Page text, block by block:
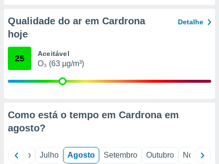
e
de
1199
Qualidade do ar em Cardrona
hoje
Detalhe
25 Aceitável
O₃ (63 µg/m³)
Como está o tempo em Cardrona em
agosto?
Junho Julho Agosto Setembro Outubro Novembro